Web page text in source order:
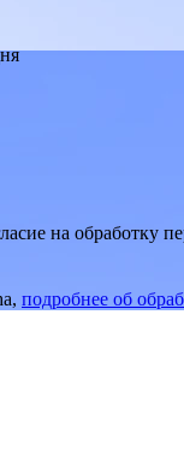
на обработку
подробнее об